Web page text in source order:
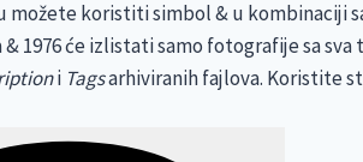
koristiti simbol & u kombinaciji
1976 će izlistati samo fotografije sa
i Tagsarhiviranih fajlova. Koristite